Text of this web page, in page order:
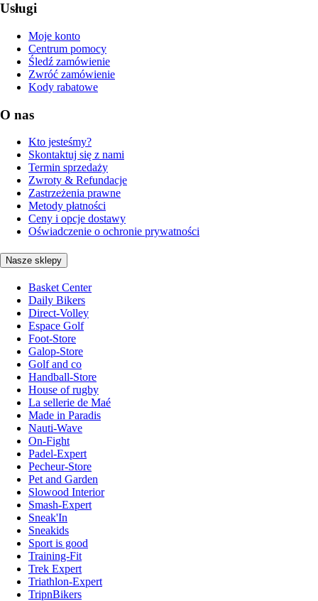
Usługi
Moje konto
Centrum pomocy
Śledź zamówienie
Zwróć zamówienie
Kody rabatowe
O nas
Kto jesteśmy?
Skontaktuj się z nami
Termin sprzedaży
Zwroty & Refundacje
Zastrzeżenia prawne
Metody płatności
Ceny i opcje dostawy
Oświadczenie o ochronie prywatności
Nasze sklepy
Basket Center
Daily Bikers
Direct-Volley
Espace Golf
Foot-Store
Galop-Store
Golf and co
Handball-Store
House of rugby
La sellerie de Maé
Made in Paradis
Nauti-Wave
On-Fight
Padel-Expert
Pecheur-Store
Pet and Garden
Slowood Interior
Smash-Expert
Sneak'In
Sneakids
Sport is good
Training-Fit
Trek Expert
Triathlon-Expert
TripnBikers